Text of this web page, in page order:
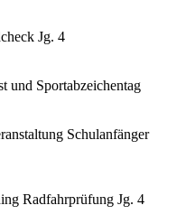
Jg. 4
und Sportabzeichentag
Schulanfänger
Radfahrprüfung Jg. 4